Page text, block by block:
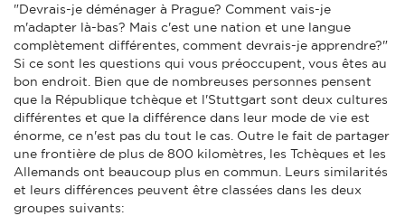
"Devrais-je déménager à Prague? Comment vais-je
m'adapter là-bas? Mais c'est une nation et une langue
complètement différentes, comment devrais-je apprendre?"
Si ce sont les questions qui vous préoccupent, vous êtes au
bon endroit. Bien que de nombreuses personnes pensent
que la République tchèque et l'Stuttgart sont deux cultures
différentes et que la différence dans leur mode de vie est
énorme, ce n'est pas du tout le cas. Outre le fait de partager
une frontière de plus de 800 kilomètres, les Tchèques et les
Allemands ont beaucoup plus en commun. Leurs similarités
et leurs différences peuvent être classées dans les deux
groupes suivants: